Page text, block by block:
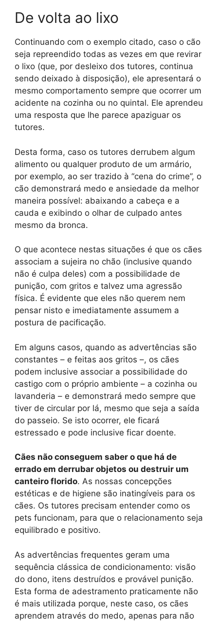
De volta ao lixo
Continuando com o exemplo citado, caso o cão
seja repreendido todas as vezes em que revirar
o lixo (que, por desleixo dos tutores, continua
sendo deixado à disposição), ele apresentará o
mesmo comportamento sempre que ocorrer um
acidente na cozinha ou no quintal. Ele aprendeu
uma resposta que lhe parece apaziguar os
tutores.
Desta forma, caso os tutores derrubem algum
alimento ou qualquer produto de um armário,
por exemplo, ao ser trazido à “cena do crime”, o
cão demonstrará medo e ansiedade da melhor
maneira possível: abaixando a cabeça e a
cauda e exibindo o olhar de culpado antes
mesmo da bronca.
O que acontece nestas situações é que os cães
associam a sujeira no chão (inclusive quando
não é culpa deles) com a possibilidade de
punição, com gritos e talvez uma agressão
física. É evidente que eles não querem nem
pensar nisto e imediatamente assumem a
postura de pacificação.
Em alguns casos, quando as advertências são
constantes – e feitas aos gritos –, os cães
podem inclusive associar a possibilidade do
castigo com o próprio ambiente – a cozinha ou
lavanderia – e demonstrará medo sempre que
tiver de circular por lá, mesmo que seja a saída
do passeio. Se isto ocorrer, ele ficará
estressado e pode inclusive ficar doente.
Cães não conseguem saber o que há de
errado em derrubar objetos ou destruir um
canteiro florido. As nossas concepções
estéticas e de higiene são inatingíveis para os
cães. Os tutores precisam entender como os
pets funcionam, para que o relacionamento seja
equilibrado e positivo.
As advertências frequentes geram uma
sequência clássica de condicionamento: visão
do dono, itens destruídos e provável punição.
Esta forma de adestramento praticamente não
é mais utilizada porque, neste caso, os cães
aprendem através do medo, apenas para não